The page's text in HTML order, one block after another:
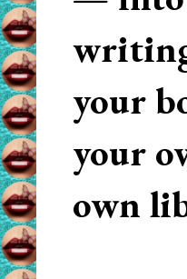
your
your
own